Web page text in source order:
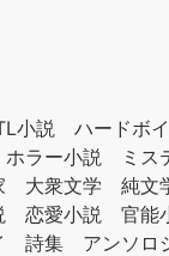
小説
ハードボ
ホラー小説
ミス
大衆文学 純文
恋愛小説 官能
詩集
アンソロ